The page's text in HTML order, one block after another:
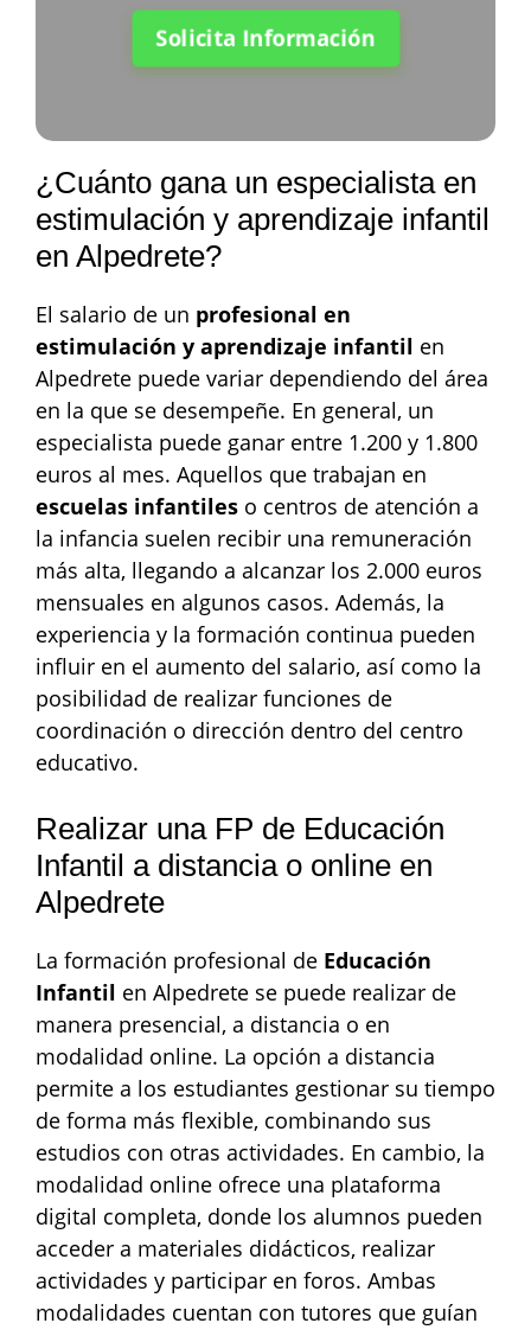
Solicita Información
¿Cuánto gana un especialista en
estimulación y aprendizaje infantil
en Alpedrete?
El salario de un profesional en
estimulación y aprendizaje infantil en
Alpedrete puede variar dependiendo del área
en la que se desempeñe. En general, un
especialista puede ganar entre 1.200 y 1.800
euros al mes. Aquellos que trabajan en
escuelas infantiles o centros de atención a
la infancia suelen recibir una remuneración
más alta, llegando a alcanzar los 2.000 euros
mensuales en algunos casos. Además, la
experiencia y la formación continua pueden
influir en el aumento del salario, así como la
posibilidad de realizar funciones de
coordinación o dirección dentro del centro
educativo.
Realizar una FP de Educación
Infantil a distancia o online en
Alpedrete
La formación profesional de Educación
Infantil en Alpedrete se puede realizar de
manera presencial, a distancia o en
modalidad online. La opción a distancia
permite a los estudiantes gestionar su tiempo
de forma más flexible, combinando sus
estudios con otras actividades. En cambio, la
modalidad online ofrece una plataforma
digital completa, donde los alumnos pueden
acceder a materiales didácticos, realizar
actividades y participar en foros. Ambas
modalidades cuentan con tutores que guían